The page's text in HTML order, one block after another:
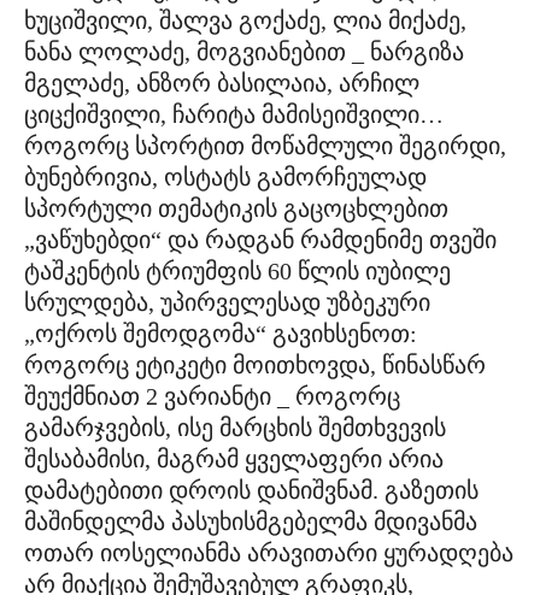
ხუციშვილი, შალვა გოქაძე, ლია მიქაძე,
ნანა ლოლაძე, მოგვიანებით _ ნარგიზა
მგელაძე, ანზორ ბასილაია, არჩილ
ციცქიშვილი, ჩარიტა მამისეიშვილი…
როგორც სპორტით მოწამლული შეგირდი,
ბუნებრივია, ოსტატს გამორჩეულად
სპორტული თემატიკის გაცოცხლებით
„ვაწუხებდი“ და რადგან რამდენიმე თვეში
ტაშკენტის ტრიუმფის 60 წლის იუბილე
სრულდება, უპირველესად უზბეკური
„ოქროს შემოდგომა“ გავიხსენოთ:
როგორც ეტიკეტი მოითხოვდა, წინასწარ
შეუქმნიათ 2 ვარიანტი _ როგორც
გამარჯვების, ისე მარცხის შემთხვევის
შესაბამისი, მაგრამ ყველაფერი არია
დამატებითი დროის დანიშვნამ. გაზეთის
მაშინდელმა პასუხისმგებელმა მდივანმა
ოთარ იოსელიანმა არავითარი ყურადღება
არ მიაქცია შემუშავებულ გრაფიკს,